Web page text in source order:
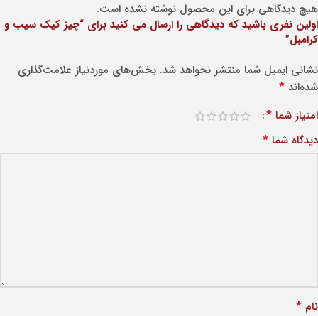
هیچ دیدگاهی برای این محصول نوشته نشده است.
اولین نفری باشید که دیدگاهی را ارسال می کنید برای “چیز کیک سیب و
کرامبل”
نشانی ایمیل شما منتشر نخواهد شد. بخش‌های موردنیاز علامت‌گذاری
شده‌اند *
امتیاز شما *
دیدگاه شما *
نام *